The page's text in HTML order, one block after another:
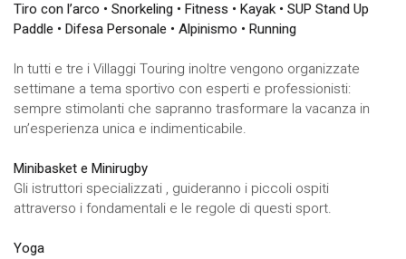
Tiro con l’arco • Snorkeling • Fitness • Kayak • SUP Stand Up
Paddle • Difesa Personale • Alpinismo • Running
In tutti e tre i Villaggi Touring inoltre vengono organizzate
settimane a tema sportivo con esperti e professionisti:
sempre stimolanti che sapranno trasformare la vacanza in
un’esperienza unica e indimenticabile.
Minibasket e Minirugby
Gli istruttori specializzati , guideranno i piccoli ospiti
attraverso i fondamentali e le regole di questi sport.
Yoga